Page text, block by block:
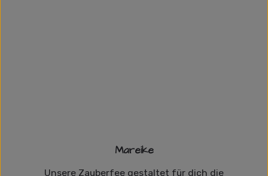
Mareike
Unsere Zauberfee gestaltet für dich die